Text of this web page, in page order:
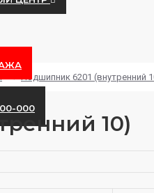
000
Подшипник 6201 (внутренний
10)